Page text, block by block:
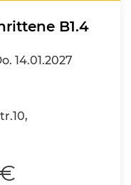
B1.4
14.01.2027